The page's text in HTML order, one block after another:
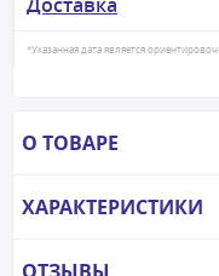
*Указанная дата является
О ТОВАРЕ
ХАРАКТЕРИСТИКИ
ОТЗЫВЫ